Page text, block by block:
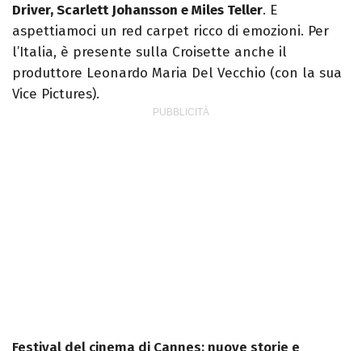
Driver, Scarlett Johansson e Miles Teller. E
aspettiamoci un red carpet ricco di emozioni. Per
l’Italia, è presente sulla Croisette anche il
produttore Leonardo Maria Del Vecchio (con la sua
Vice Pictures).
Festival del cinema di Cannes: nuove storie e